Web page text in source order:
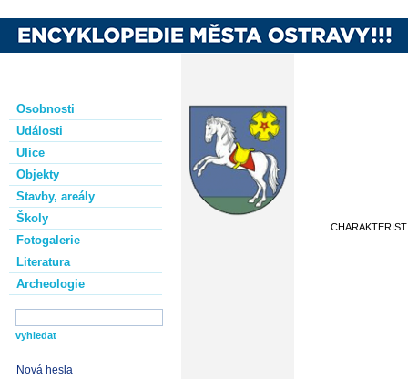
Osobnosti
Události
Ulice
Objekty
Stavby, areály
Školy
Fotogalerie
Literatura
Archeologie
Nová hesla